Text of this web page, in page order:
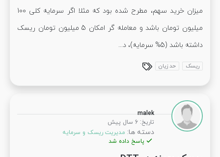
میزان خرید سهم، مطرح شده بود که مثلا اگر سرمایه کلی 100
میلیون تومان باشد و معامله گر امکان 5 میلیون تومان ریسک
داشته باشد (5% سرمایه)، د...
ریسک حد زیان
malek
تاریخ: 6 سال پیش
دسته ها: مدیریت ریسک و سرمایه
پاسخ داده شد